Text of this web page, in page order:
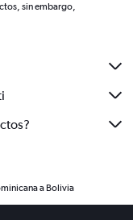
sin embargo,
a Bolivia